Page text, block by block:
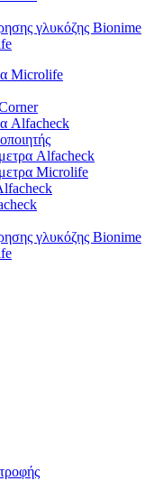
γλυκόζης Bionime
Microlife
Alfacheck
Alfacheck
Microlife
γλυκόζης Bionime